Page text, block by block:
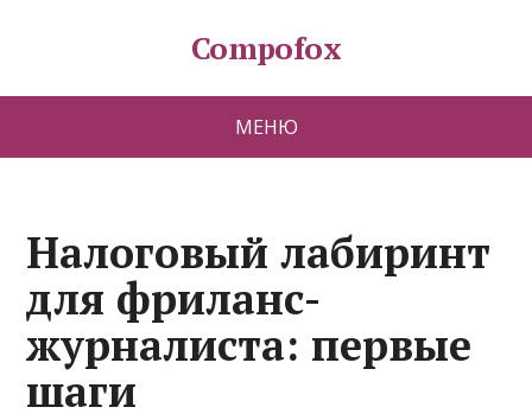
Compofox
МЕНЮ
Налоговый лабиринт
для фриланс-
журналиста: первые
шаги